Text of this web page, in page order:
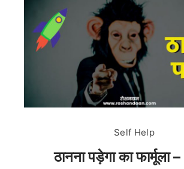
Self Help
ठानना पड़ेगा का फार्मूला